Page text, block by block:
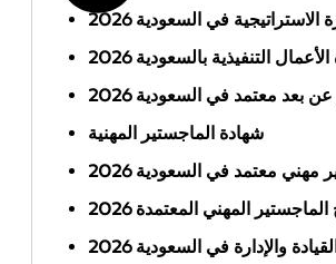
الاستراتيجية في السعودية 2026
التنفيذية بالسعودية 2026
بعد معتمد في السعودية 2026
شهادة الماجستير المهنية
مهني معتمد في السعودية 2026
المهني المعتمدة 2026
والإدارة في السعودية 2026